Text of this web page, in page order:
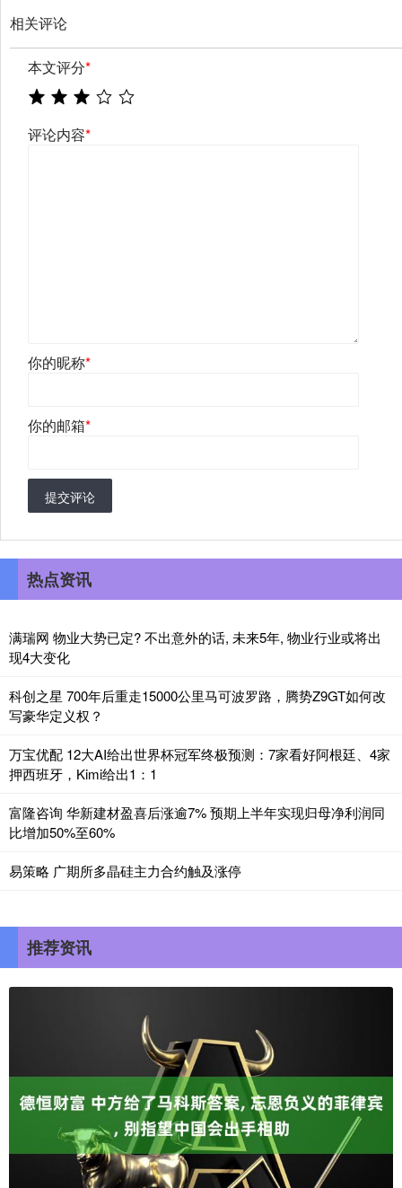
相关评论
本文评分*
评论内容*
你的昵称*
你的邮箱*
提交评论
热点资讯
满瑞网 物业大势已定? 不出意外的话, 未来5年, 物业行业或将出
现4大变化
科创之星 700年后重走15000公里马可波罗路，腾势Z9GT如何改
写豪华定义权？
万宝优配 12大AI给出世界杯冠军终极预测：7家看好阿根廷、4家
押西班牙，Kimi给出1：1
富隆咨询 华新建材盈喜后涨逾7% 预期上半年实现归母净利润同
比增加50%至60%
易策略 广期所多晶硅主力合约触及涨停
推荐资讯